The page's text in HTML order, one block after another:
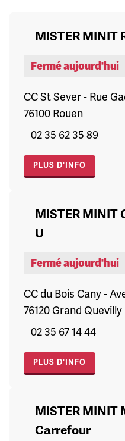
MISTER MINIT
Fermé aujourd'hui
CC St Sever - Rue
76100 Rouen
02 35 62 35 89
PLUS D'INFO
MISTER MINIT
U
Fermé aujourd'hui
CC du Bois Cany -
76120 Grand Quevilly
02 35 67 14 44
PLUS D'INFO
MISTER
Carrefour